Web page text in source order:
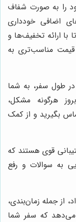
را به صورت شفاف
اضافی خودداری
با ارائه تخفیف‌ها و
قیمت مناسب‌تری به
۲۴ ساعته در طول سفر، به شما
هرگونه مشکل،
بگیرید و از کمک
قوی هستند که
به سوالات و رفع
از جمله زمان‌بندی،
می‌دهد که سفر شما